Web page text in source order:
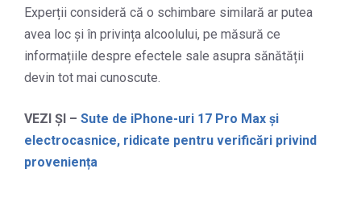
Experții consideră că o schimbare similară ar putea
avea loc și în privința alcoolului, pe măsură ce
informațiile despre efectele sale asupra sănătății
devin tot mai cunoscute.
VEZI ȘI – Sute de iPhone-uri 17 Pro Max și
electrocasnice, ridicate pentru verificări privind
proveniența